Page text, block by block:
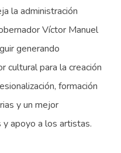
la administración
Víctor Manuel
generando
cultural para la creación
formación
y un mejor
apoyo a los artistas.